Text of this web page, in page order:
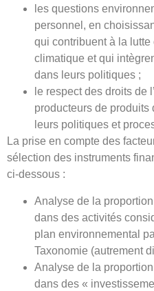
les questions
personnel, en
qui contribuent à la
climatique et qui
dans leurs politiques ;
le respect des droits de
producteurs de produits
leurs politiques et
La prise en compte des
sélection des instruments
ci-dessous :
Analyse de la
dans des activités
plan environnemental
Taxonomie (autrement
Analyse de la
dans des «